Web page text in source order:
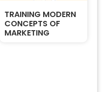
TRAINING MODERN
CONCEPTS OF
MARKETING